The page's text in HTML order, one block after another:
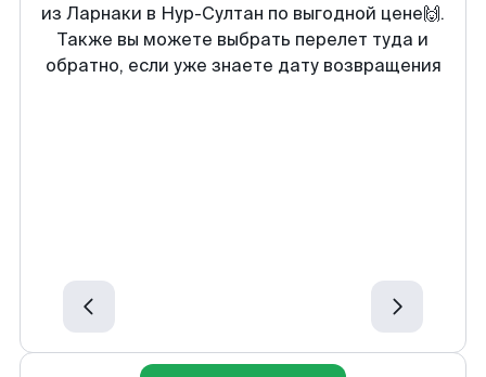
из Ларнаки в Нур-Султан по выгодной цене🙌.
Также вы можете выбрать перелет туда и
обратно, если уже знаете дату возвращения